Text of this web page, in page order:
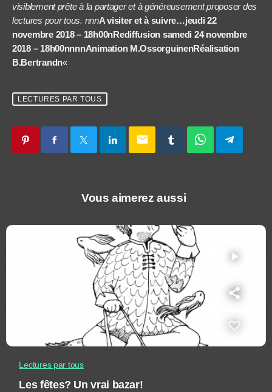
visiblement prête à la partager et à généreusement proposer des
lectures pour tous. nnnA visiter et à suivre…jeudi 22
novembre 2018 – 18h00nRediffusion samedi 24 novembre
2018 – 18h00nnnnAnimation M.OssorguinenRéalisation
B.Bertrandn«
LECTURES PAR TOUS
email
Vous aimerez aussi
play_arrow
Lectures par tous
Les fêtes? Un vrai bazar!